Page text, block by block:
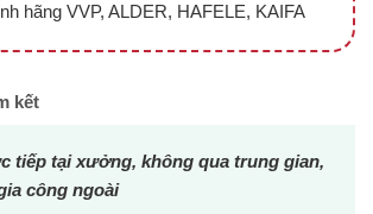
hãng VVP, ALDER, HAFELE, KAIFA
kết
tiếp tại xưởng, không qua trung gian,
công ngoài